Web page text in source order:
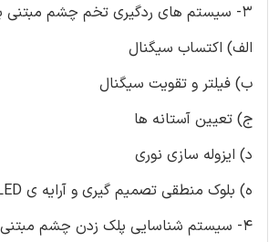
3- سیستم های ردگیری تخم چشم مبتنی بر EOG
الف) اکتساب سیگنال
ب) فیلتر و تقویت سیگنال
ج) تعیین آستانه ها
د) ایزوله سازی نوری
ه) بلوک منطقی تصمیم گیری و آرایه ی LED ها
4- سیستم شناسایی پلک زدن چشم مبتنی بر EOG